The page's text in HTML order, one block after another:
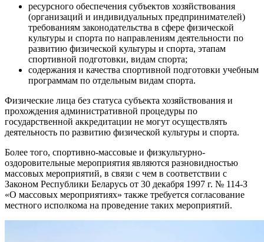
ресурсного обеспечения субъектов хозяйствования
(организаций и индивидуальных предпринимателей)
требованиям законодательства в сфере физической
культуры и спорта по направлениям деятельности по
развитию физической культуры и спорта, этапам
спортивной подготовки, видам спорта;
содержания и качества спортивной подготовки учебным
программам по отдельным видам спорта.
Физические лица без статуса субъекта хозяйствования и
прохождения административной процедуры по
государственной аккредитации не могут осуществлять
деятельность по развитию физической культуры и спорта.
Более того, спортивно-массовые и физкультурно-
оздоровительные мероприятия являются разновидностью
массовых мероприятий, в связи с чем в соответствии с
Законом Республики Беларусь от 30 декабря 1997 г. № 114-З
«О массовых мероприятиях» также требуется согласование
местного исполкома на проведение таких мероприятий.